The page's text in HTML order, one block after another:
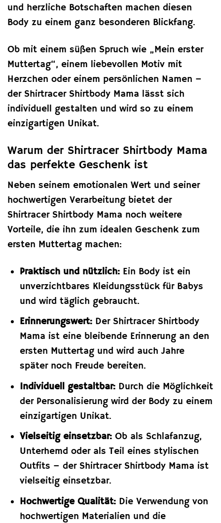
und herzliche Botschaften machen diesen
Body zu einem ganz besonderen Blickfang.
Ob mit einem süßen Spruch wie „Mein erster
Muttertag“, einem liebevollen Motiv mit
Herzchen oder einem persönlichen Namen –
der Shirtracer Shirtbody Mama lässt sich
individuell gestalten und wird so zu einem
einzigartigen Unikat.
Warum der Shirtracer Shirtbody Mama
das perfekte Geschenk ist
Neben seinem emotionalen Wert und seiner
hochwertigen Verarbeitung bietet der
Shirtracer Shirtbody Mama noch weitere
Vorteile, die ihn zum idealen Geschenk zum
ersten Muttertag machen:
Praktisch und nützlich:Ein Body ist ein
unverzichtbares Kleidungsstück für Babys
und wird täglich gebraucht.
Erinnerungswert:Der Shirtracer Shirtbody
Mama ist eine bleibende Erinnerung an den
ersten Muttertag und wird auch Jahre
später noch Freude bereiten.
Individuell gestaltbar:Durch die Möglichkeit
der Personalisierung wird der Body zu einem
einzigartigen Unikat.
Vielseitig einsetzbar:Ob als Schlafanzug,
Unterhemd oder als Teil eines stylischen
Outfits – der Shirtracer Shirtbody Mama ist
vielseitig einsetzbar.
Hochwertige Qualität:Die Verwendung von
hochwertigen Materialien und die